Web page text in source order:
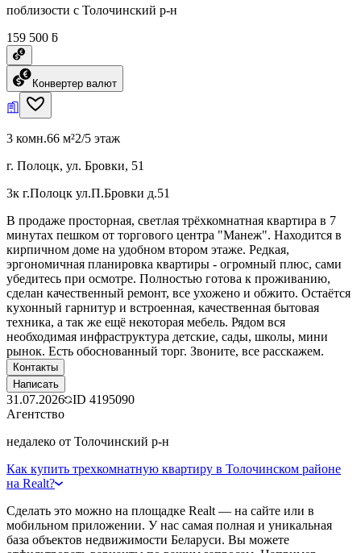
поблизости с Толочинский р-н
159 500 ƃ
Конвертер валют
3 комн.66 м²2/5 этаж
г. Полоцк, ул. Бровки, 51
3к г.Полоцк ул.П.Бровки д.51
В продаже просторная, светлая трёхкомнатная квартира в 7
минутах пешком от торгового центра "Манеж". Находится в
кирпичном доме на удобном втором этаже. Редкая,
эргономичная планировка квартиры - огромный плюс, сами
убедитесь при осмотре. Полностью готова к проживанию,
сделан качественный ремонт, все ухожено и обжито. Остаётся
кухонный гарнитур и встроенная, качественная бытовая
техника, а так же ещё некоторая мебель. Рядом вся
необходимая инфраструктура детские, сады, школы, мини
рынок. Есть обоснованный торг. Звоните, все расскажем.
Контакты
Написать
31.07.2026 ID 4195090
Агентство
недалеко от Толочинский р-н
Как купить трехкомнатную квартиру в Толочинском районе
на Realt?
Сделать это можно на площадке Realt — на сайте или в
мобильном приложении. У нас самая полная и уникальная
база объектов недвижимости Беларуси. Вы можете